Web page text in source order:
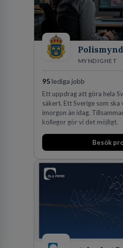
MYNDIGHET
95lediga jobb
Ett uppdrag att göra hela
säkert. Ett Sverige som
imorgon än idag.
kollegor gör vi det möjligt.
Besök